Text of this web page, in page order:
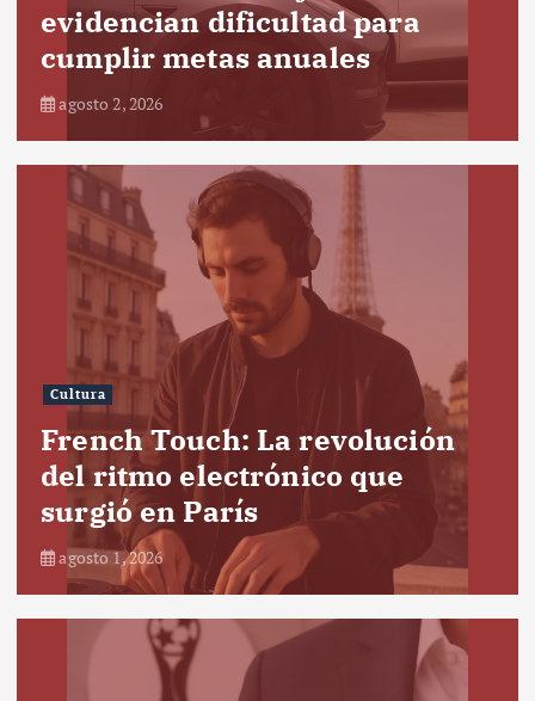
evidencian dificultad para
cumplir metas anuales
agosto 2, 2026
Cultura
French Touch: La revolución
del ritmo electrónico que
surgió en París
agosto 1, 2026